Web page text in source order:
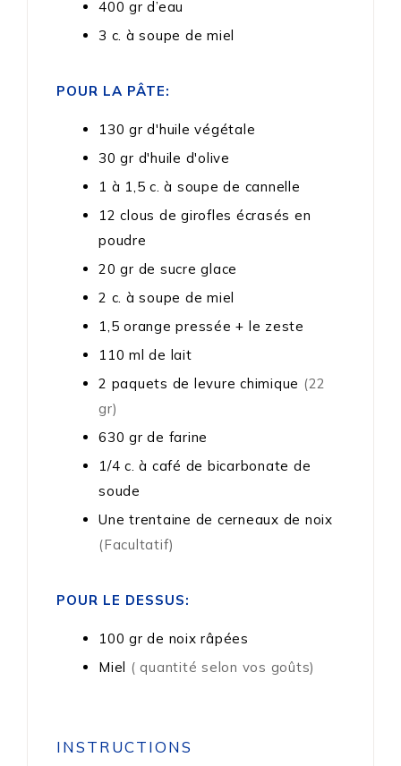
400 gr d’eau
3 c. à soupe de miel
POUR LA PÂTE:
130 gr d'huile végétale
30 gr d'huile d'olive
1 à 1,5 c. à soupe de cannelle
12 clous de girofles écrasés en
poudre
20 gr de sucre glace
2 c. à soupe de miel
1,5 orange pressée + le zeste
110 ml de lait
2 paquets de levure chimique (22
gr)
630 gr de farine
1/4 c. à café de bicarbonate de
soude
Une trentaine de cerneaux de noix
(Facultatif)
POUR LE DESSUS:
100 gr de noix râpées
Miel ( quantité selon vos goûts)
INSTRUCTIONS